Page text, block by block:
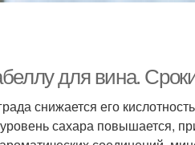
для вина.
снижается его
сахара повышается,